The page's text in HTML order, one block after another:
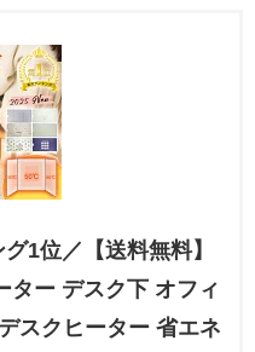
1位／【送料無料】
ター デスク下 オフィ
スクヒーター 省エネ